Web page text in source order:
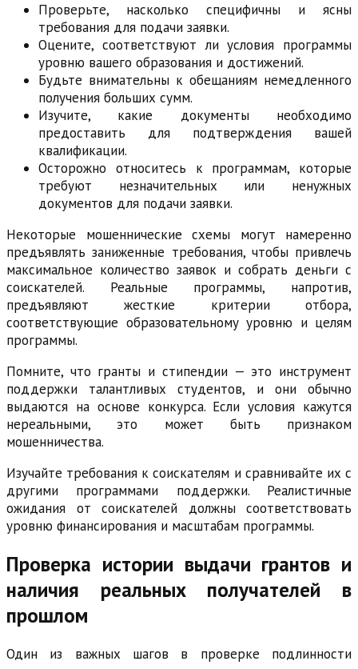
Проверьте, насколько специфичны и ясны
требования для подачи заявки.
Оцените, соответствуют ли условия программы
уровню вашего образования и достижений.
Будьте внимательны к обещаниям немедленного
получения больших сумм.
Изучите, какие документы необходимо
предоставить для подтверждения вашей
квалификации.
Осторожно относитесь к программам, которые
требуют незначительных или ненужных
документов для подачи заявки.
Некоторые мошеннические схемы могут намеренно
предъявлять заниженные требования, чтобы привлечь
максимальное количество заявок и собрать деньги с
соискателей. Реальные программы, напротив,
предъявляют жесткие критерии отбора,
соответствующие образовательному уровню и целям
программы.
Помните, что гранты и стипендии — это инструмент
поддержки талантливых студентов, и они обычно
выдаются на основе конкурса. Если условия кажутся
нереальными, это может быть признаком
мошенничества.
Изучайте требования к соискателям и сравнивайте их с
другими программами поддержки. Реалистичные
ожидания от соискателей должны соответствовать
уровню финансирования и масштабам программы.
Проверка истории выдачи грантов и
наличия реальных получателей в
прошлом
Один из важных шагов в проверке подлинности